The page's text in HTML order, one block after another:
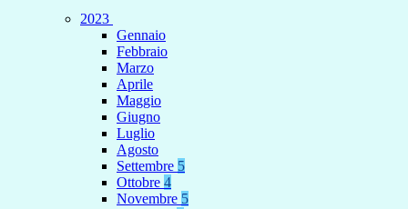
2023
Gennaio
Febbraio
Marzo
Aprile
Maggio
Giugno
Luglio
Agosto
Settembre 5
Ottobre 4
Novembre 5